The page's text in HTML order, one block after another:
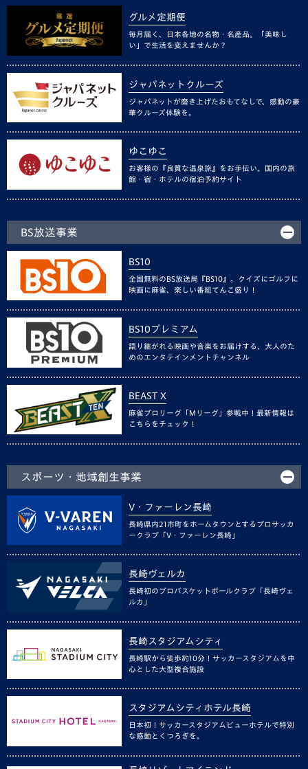
グルメ定期便
毎月届く、日本各地の名物・名産品。「美味し
い」で生活を変えませんか？
ジャパネットクルーズ
ジャパネットが磨き上げたおもてなしで、感動の豪
華クルーズ体験を。
ゆこゆこ
お客様の『良質な温泉旅』をお手伝い。国内の旅
館・宿・ホテルの宿泊予約サイト
BS放送事業
BS10
全国無料のBS放送局『BS10』。クイズにゴルフに
映画に麻雀、楽しい番組てんこ盛り！
BS10プレミアム
語り継がれる映画や音楽をお届けする、大人のた
めのエンタテインメントチャンネル
BEAST X
麻雀プロリーグ「Mリーグ」参戦中！最新情報は
こちらをチェック！
スポーツ・地域創生事業
V・ファーレン長崎
長崎県内21市町をホームタウンとするプロサッカ
ークラブ「V・ファーレン長崎」
長崎ヴェルカ
長崎初のプロバスケットボールクラブ「長崎ヴェ
ルカ」
長崎スタジアムシティ
長崎駅から徒歩約10分！サッカースタジアムを中
心とした大型複合施設
スタジアムシティホテル長崎
日本初！サッカースタジアムビューホテルで特別
な感動とくつろぎを。